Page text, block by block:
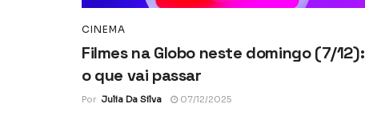
CINEMA
Filmes na Globo neste domingo (7/12):
o que vai passar
Por Julia Da Silva 07/12/2025